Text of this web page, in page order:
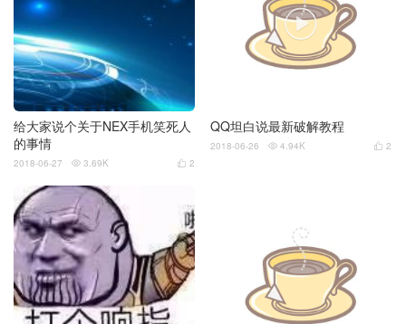
给大家说个关于NEX手机笑死人
的事情
 2
2018-06-27  3.69K

QQ坦白说最新破解教程
 2
2018-06-26  4.94K